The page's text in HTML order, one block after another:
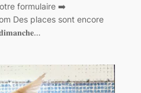
formulaire ➡️
Des places sont encore